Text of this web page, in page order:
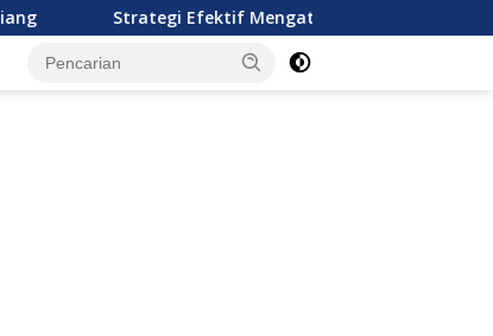
Strategi Efektif Mengatur Keuangan Keluarga Muda